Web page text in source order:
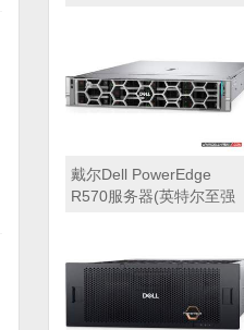
PERC H965i阵列卡丨
800W双电源丨三年保修)
戴尔Dell PowerEdge
R570服务器(英特尔至强
SSD固态硬盘丨PERC
H965i阵列卡丨800W双电
源丨三年保修)